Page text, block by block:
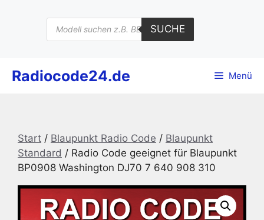
Products
search
SUCHE
Radiocode24.de Menü
Start / Blaupunkt Radio Code / Blaupunkt
Standard / Radio Code geeignet für Blaupunkt
BP0908 Washington DJ70 7 640 908 310